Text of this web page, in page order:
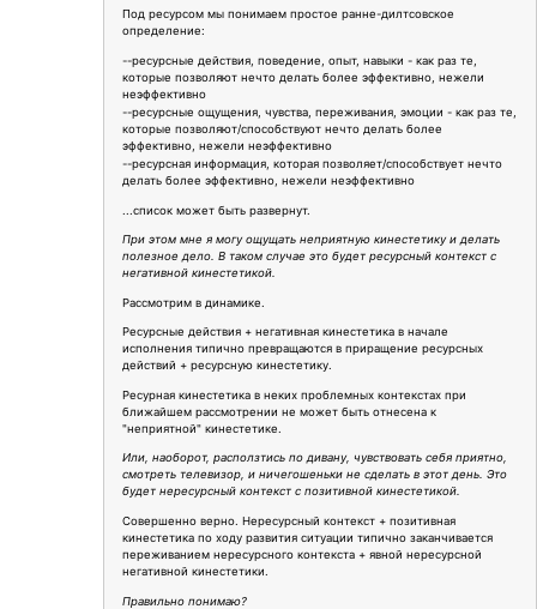
Под ресурсом мы понимаем простое ранне-дилтсовское
определение:
--ресурсные действия, поведение, опыт, навыки - как раз те,
которые позволяют нечто делать более эффективно, нежели
неэффективно
--ресурсные ощущения, чувства, переживания, эмоции - как раз те,
которые позволяют/способствуют нечто делать более
эффективно, нежели неэффективно
--ресурсная информация, которая позволяет/способствует нечто
делать более эффективно, нежели неэффективно
...список может быть развернут.
При этом мне я могу ощущать неприятную кинестетику и делать
полезное дело. В таком случае это будет ресурсный контекст с
негативной кинестетикой.
Рассмотрим в динамике.
Ресурсные действия + негативная кинестетика в начале
исполнения типично превращаются в приращение ресурсных
действий + ресурсную кинестетику.
Ресурная кинестетика в неких проблемных контекстах при
ближайшем рассмотрении не может быть отнесена к
"неприятной" кинестетике.
Или, наоборот, расползтись по дивану, чувствовать себя приятно,
смотреть телевизор, и ничегошеньки не сделать в этот день. Это
будет нересурсный контекст с позитивной кинестетикой.
Совершенно верно. Нересурсный контекст + позитивная
кинестетика по ходу развития ситуации типично заканчивается
переживанием нересурсного контекста + явной нересурсной
негативной кинестетики.
Правильно понимаю?